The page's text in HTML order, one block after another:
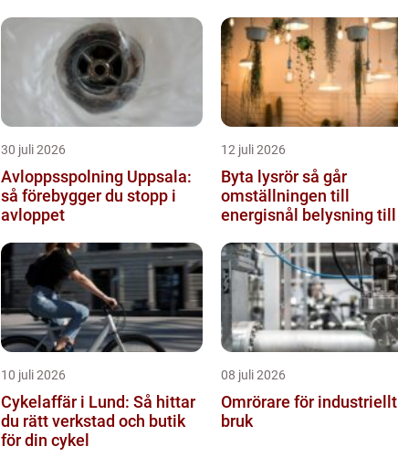
30 juli 2026
Avloppsspolning Uppsala:
så förebygger du stopp i
avloppet
12 juli 2026
Byta lysrör så går
omställningen till
energisnål belysning till
10 juli 2026
Cykelaffär i Lund: Så hittar
du rätt verkstad och butik
för din cykel
08 juli 2026
Omrörare för industriellt
bruk